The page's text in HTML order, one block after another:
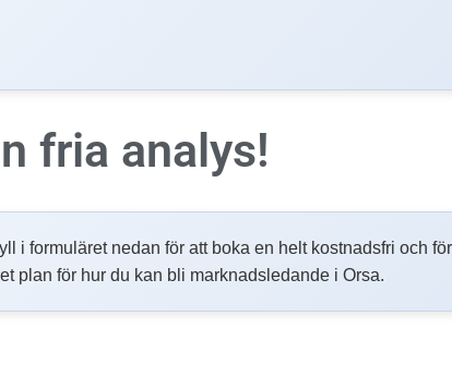
fria analys!
i formuläret nedan för att boka en helt kostnadsfri och
plan för hur du kan bli marknadsledande i Orsa.